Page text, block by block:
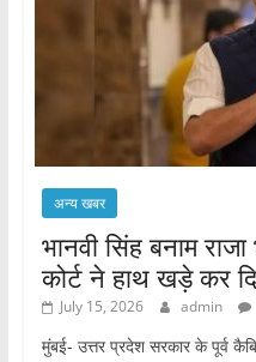
अन्य खबर
भानवी सिंह बनाम
कोर्ट ने हाथ खड़े कर
July 15, 2026 admin
मुंबई- उत्तर प्रदेश सरकार के पूर्व